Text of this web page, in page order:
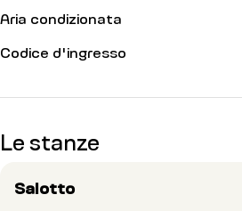
Aria condizionata
Codice d'ingresso
Le stanze
Salotto